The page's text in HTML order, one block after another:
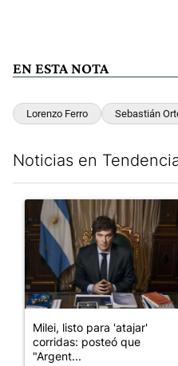
EN ESTA NOTA
Lorenzo Ferro Sebastián
Noticias en
Un artículo de tendencia
Milei, listo para 'atajar'
corridas: posteó que
"Argent...